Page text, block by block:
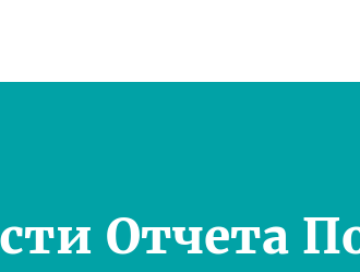
Отчета